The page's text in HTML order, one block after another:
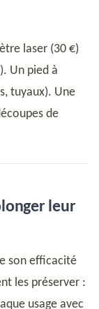
laser (30 €)
Un pied à
tuyaux). Une
de
leur
son efficacité
les préserver :
usage avec